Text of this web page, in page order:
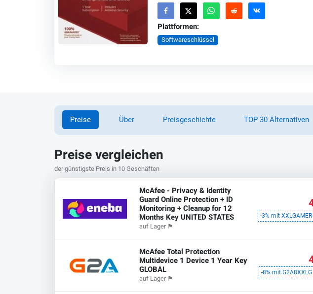
Plattformen:
Softwareschlüssel
Preise Über Preisgeschichte TOP 30 Alternativen
Preise vergleichen
der günstigste Preis in 10 Geschäften
McAfee - Privacy & Identity
Guard Online Protection + ID
Monitoring + Cleanup for 12
Months Key UNITED STATES
auf Lager 🏴
-3% mit XXLGAMER
McAfee Total Protection
Multidevice 1 Device 1 Year Key
GLOBAL
auf Lager 🏴
-8% mit G2A8XXLG